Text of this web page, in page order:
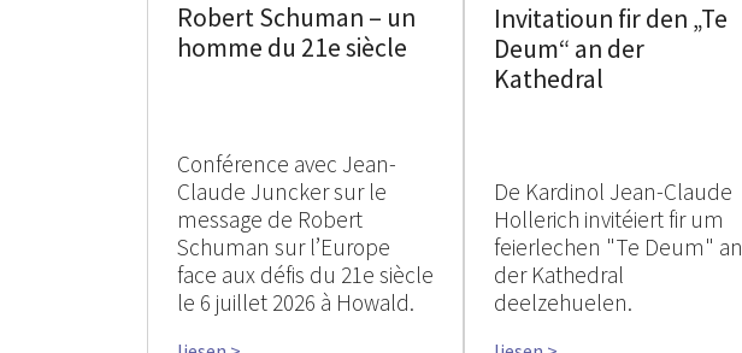
Robert Schuman – un
homme du 21e siècle
Conférence avec Jean-
Claude Juncker sur le
message de Robert
Schuman sur l’Europe
face aux défis du 21e siècle
le 6 juillet 2026 à Howald.
Invitatioun fir den „Te
Deum“ an der
Kathedral
De Kardinol Jean-Claude
Hollerich invitéiert fir um
feierlechen "Te Deum" an
der Kathedral
deelzehuelen.